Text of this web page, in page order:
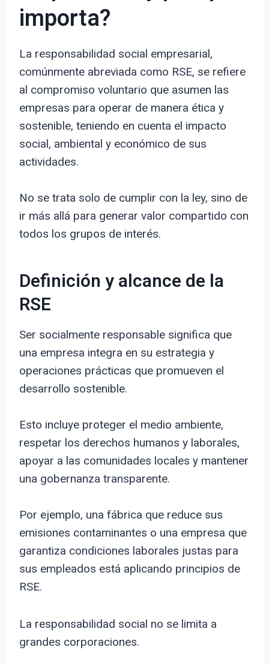
importa?
La responsabilidad social empresarial,
comúnmente abreviada como RSE, se refiere
al compromiso voluntario que asumen las
empresas para operar de manera ética y
sostenible, teniendo en cuenta el impacto
social, ambiental y económico de sus
actividades.
No se trata solo de cumplir con la ley, sino de
ir más allá para generar valor compartido con
todos los grupos de interés.
Definición y alcance de la
RSE
Ser socialmente responsable significa que
una empresa integra en su estrategia y
operaciones prácticas que promueven el
desarrollo sostenible.
Esto incluye proteger el medio ambiente,
respetar los derechos humanos y laborales,
apoyar a las comunidades locales y mantener
una gobernanza transparente.
Por ejemplo, una fábrica que reduce sus
emisiones contaminantes o una empresa que
garantiza condiciones laborales justas para
sus empleados está aplicando principios de
RSE.
La responsabilidad social no se limita a
grandes corporaciones.